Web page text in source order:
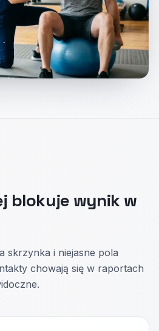
blokuje wynik w
skrzynka i niejasne pola
chowają się w raportach